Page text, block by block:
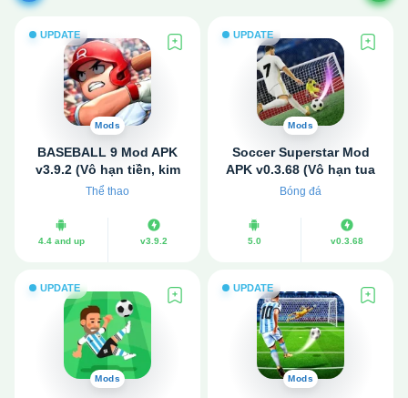
UPDATE
Mods
BASEBALL 9 Mod APK
v3.9.2 (Vô hạn tiền, kim
cương)
Thể thao
4.4 and up v3.9.2
UPDATE
Mods
Soccer Superstar Mod
APK v0.3.68 (Vô hạn tua
lại, Chặn quảng cáo)
Bóng đá
5.0 v0.3.68
UPDATE
Mods
UPDATE
Mods